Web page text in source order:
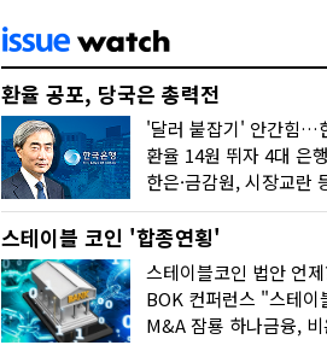
환율 공포, 당국은 총력전
스테이블 코인 '합종연횡'